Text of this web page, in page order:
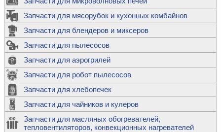
Запчасти для мясорубок и кухонных комбайнов
Запчасти для блендеров и миксеров
Запчасти для пылесосов
Запчасти для аэрогрилей
Запчасти для робот пылесосов
Запчасти для хлебопечек
Запчасти для чайников и кулеров
Запчасти для масляных обогревателей,
тепловентиляторов, конвекционных нагревателей